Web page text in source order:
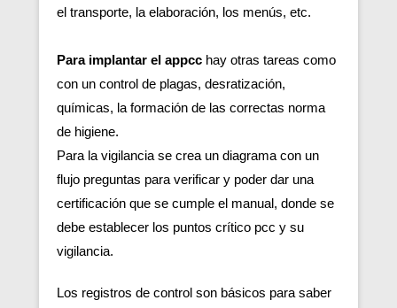
el transporte, la elaboración, los menús, etc.
Para implantar el appcc hay otras tareas como
con un control de plagas, desratización,
químicas, la formación de las correctas norma
de higiene.
Para la vigilancia se crea un diagrama con un
flujo preguntas para verificar y poder dar una
certificación que se cumple el manual, donde se
debe establecer los puntos crítico pcc y su
vigilancia.
Los registros de control son básicos para saber